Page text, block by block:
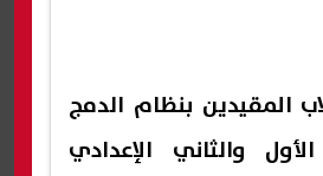
المقيدين بنظام الدمج
والثاني الإعدادي